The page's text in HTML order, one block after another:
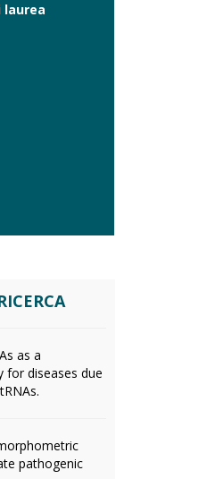
laurea
as a
for diseases due
pathogenic